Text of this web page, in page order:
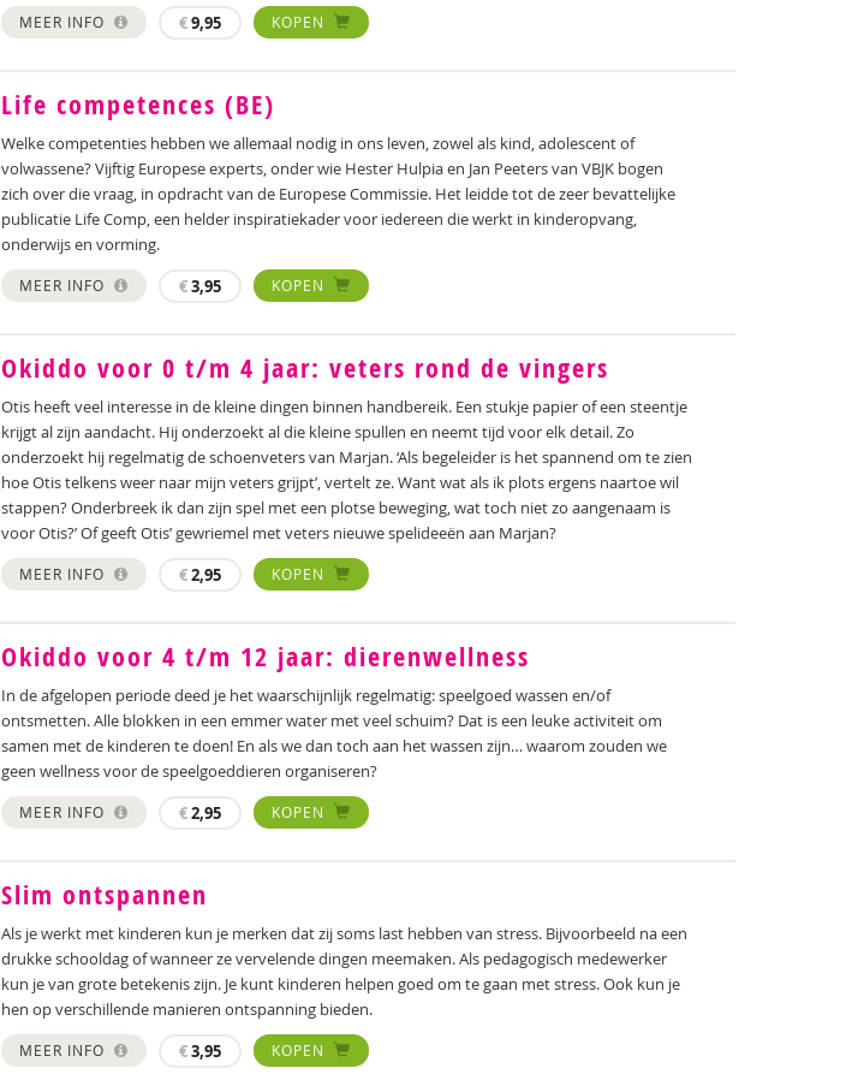
MEER INFO €9,95 KOPEN
Life competences (BE)
Welke competenties hebben we allemaal nodig in ons leven, zowel als kind, adolescent of
volwassene? Vijftig Europese experts, onder wie Hester Hulpia en Jan Peeters van VBJK bogen
zich over die vraag, in opdracht van de Europese Commissie. Het leidde tot de zeer bevattelijke
publicatie Life Comp, een helder inspiratiekader voor iedereen die werkt in kinderopvang,
onderwijs en vorming.
MEER INFO €3,95 KOPEN
Okiddo voor 0 t/m 4 jaar: veters rond de vingers
Otis heeft veel interesse in de kleine dingen binnen handbereik. Een stukje papier of een steentje
krijgt al zijn aandacht. Hij onderzoekt al die kleine spullen en neemt tijd voor elk detail. Zo
onderzoekt hij regelmatig de schoenveters van Marjan. ‘Als begeleider is het spannend om te zien
hoe Otis telkens weer naar mijn veters grijpt’, vertelt ze. Want wat als ik plots ergens naartoe wil
stappen? Onderbreek ik dan zijn spel met een plotse beweging, wat toch niet zo aangenaam is
voor Otis?’ Of geeft Otis’ gewriemel met veters nieuwe spelideeën aan Marjan?
MEER INFO €2,95 KOPEN
Okiddo voor 4 t/m 12 jaar: dierenwellness
In de afgelopen periode deed je het waarschijnlijk regelmatig: speelgoed wassen en/of
ontsmetten. Alle blokken in een emmer water met veel schuim? Dat is een leuke activiteit om
samen met de kinderen te doen! En als we dan toch aan het wassen zijn… waarom zouden we
geen wellness voor de speelgoeddieren organiseren?
MEER INFO €2,95 KOPEN
Slim ontspannen
Als je werkt met kinderen kun je merken dat zij soms last hebben van stress. Bijvoorbeeld na een
drukke schooldag of wanneer ze vervelende dingen meemaken. Als pedagogisch medewerker
kun je van grote betekenis zijn. Je kunt kinderen helpen goed om te gaan met stress. Ook kun je
hen op verschillende manieren ontspanning bieden.
MEER INFO €3,95 KOPEN